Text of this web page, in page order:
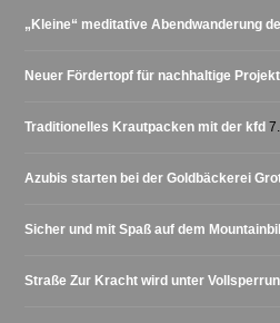
„Kleine“ meditative Abendwanderung
Neuer Fördertopf für nachhaltige
Traditionelles Krautpacken mit der kfd
Azubis starten bei der Goldbäckerei
Sicher und mit Spaß auf dem
Straße Zur Kracht wird unter